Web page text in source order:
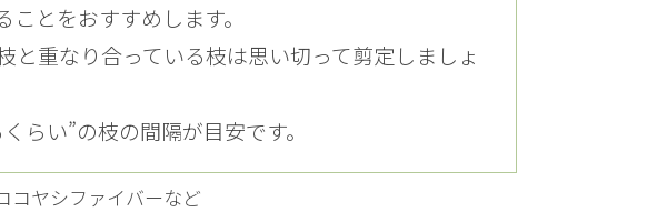
とをおすすめします。
と重なり合っている枝は思い切って剪定しましょ
らい”の枝の間隔が目安です。
コヤシファイバーなど